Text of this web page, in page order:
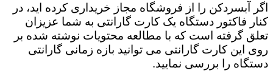
اگر آبسردکن را از فروشگاه مجاز خریداری کرده اید، در
کنار فاکتور دستگاه یک کارت گارانتی به شما عزیزان
تعلق گرفته است که با مطالعه محتویات نوشته شده بر
روی این کارت گارانتی می توانید بازه زمانی گارانتی
دستگاه را بررسی نمایید.